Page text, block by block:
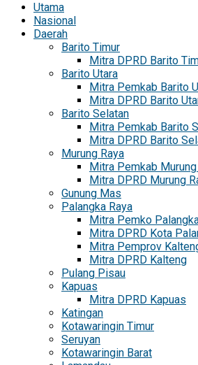
Utama
Nasional
Daerah
Barito Timur
Mitra DPRD Barito
Barito Utara
Mitra Pemkab Barito
Mitra DPRD Barito
Barito Selatan
Mitra Pemkab Barito
Mitra DPRD Barito
Murung Raya
Mitra Pemkab Murung
Mitra DPRD Murung
Gunung Mas
Palangka Raya
Mitra Pemko
Mitra DPRD Kota
Mitra Pemprov
Mitra DPRD Kalteng
Pulang Pisau
Kapuas
Mitra DPRD Kapuas
Katingan
Kotawaringin Timur
Seruyan
Kotawaringin Barat